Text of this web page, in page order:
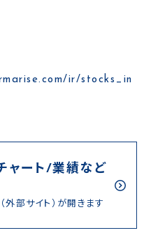
ir/stocks_in
ャート/業績など
部サイト）が開きます